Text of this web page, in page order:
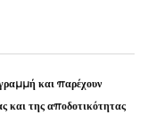
και παρέχουν
και της αποδοτικότητας